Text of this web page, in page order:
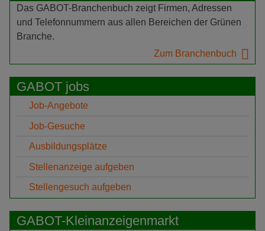
Das GABOT-Branchenbuch zeigt Firmen, Adressen
und Telefonnummern aus allen Bereichen der Grünen
Branche.
Zum Branchenbuch
GABOT jobs
Job-Angebote
Job-Gesuche
Ausbildungsplätze
Stellenanzeige aufgeben
Stellengesuch aufgeben
GABOT-Kleinanzeigenmarkt